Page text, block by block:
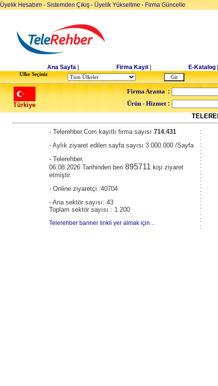
Üyelik Hesabım - Sistemden Çıkış - Üyelik Yükseltme - Firma Güncelle
Ana Sayfa Firma Kayıt E-Katalog
Ulke Seçiniz
Türkiye
Firma Arama :
Ürün - Hizmet :
- Telerehber.Com kayıtlı firma sayısı 714.431
- Aylık ziyaret edilen sayfa sayısı 3.000.000 /Sayfa
- Telerehber,
06.08.2026 Tarihinden beri 895711 kişi ziyaret
etmiştir.
- Online ziyaretçi :40704
- Ana sektör sayısı: 43
Toplam sektör sayısı : 1.200
Telerehber banner linkli yer almak için ..
:
:
:
:
:
:
:
:
:
:
:
:
:
:
: